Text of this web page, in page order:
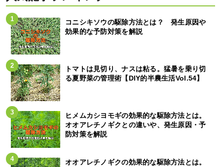
コニシキソウの駆除方法とは？ 発生原因や
効果的な予防対策を解説
トマトは見切り、ナスは粘る。猛暑を乗り切
る夏野菜の管理術【DIY的半農生活Vol.54】
ヒメムカシヨモギの効果的な駆除方法とは。
オオアレチノギクとの違いや、発生原因・予
防対策を解説
オオアレチノギクの効果的な駆除方法とは。